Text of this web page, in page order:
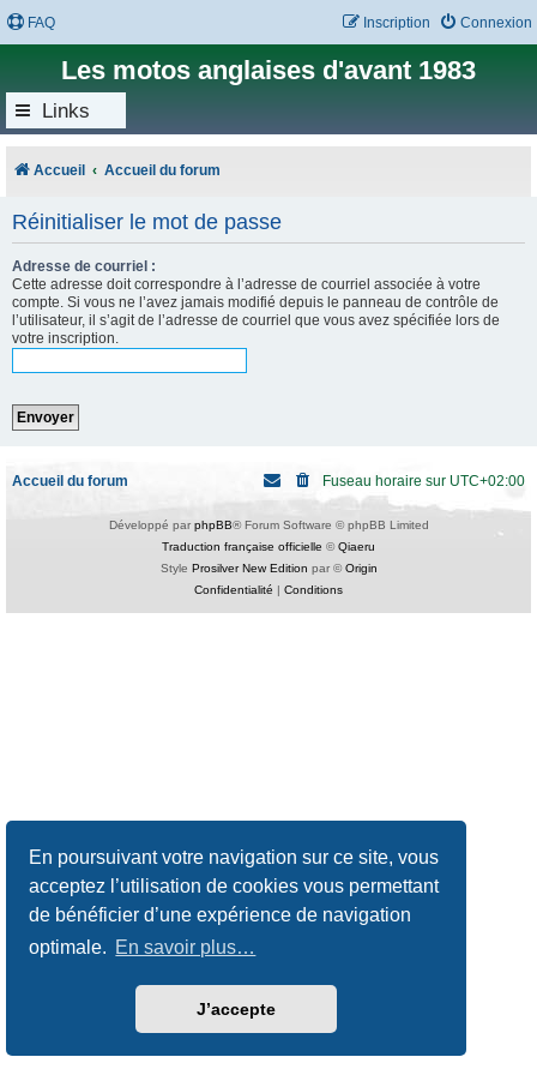
En poursuivant votre navigation sur ce site, vous
acceptez l’utilisation de cookies vous permettant
de bénéficier d’une expérience de navigation
optimale. En savoir plus…
J’accepte
FAQ Connexion
Inscription
Les motos anglaises d'avant 1983
Links
Accueil Accueil du forum
Réinitialiser le mot de passe
Adresse de courriel :
Cette adresse doit correspondre à l’adresse de courriel associée à votre
compte. Si vous ne l’avez jamais modifié depuis le panneau de contrôle de
l’utilisateur, il s’agit de l’adresse de courriel que vous avez spécifiée lors de
votre inscription.
Accueil du forum Fuseau horaire sur UTC+02:00
Développé par phpBB® Forum Software © phpBB Limited
Traduction française officielle ©Qiaeru
Style Prosilver New Edition par ©Origin
Confidentialité
Conditions